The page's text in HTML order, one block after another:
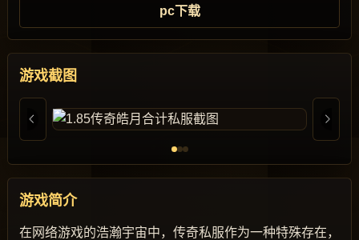
pc下载
游戏截图
游戏简介
在网络游戏的浩瀚宇宙中，传奇私服作为一种特殊存在，